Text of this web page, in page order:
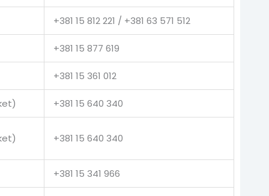
+381 15 812 221 / +381 63 571 512
+381 15 877 619
+381 15 361 012
+381 15 640 340
+381 15 640 340
+381 15 341 966